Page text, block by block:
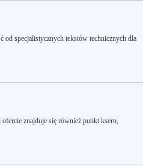
od specjalistycznych tekstów technicznych dla
znajduje się również punkt ksero,